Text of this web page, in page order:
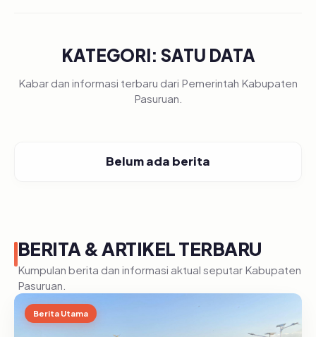
KATEGORI: SATU DATA
Kabar dan informasi terbaru dari Pemerintah Kabupaten
Pasuruan.
Belum ada berita
BERITA & ARTIKEL TERBARU
Kumpulan berita dan informasi aktual seputar Kabupaten
Pasuruan.
Berita Utama